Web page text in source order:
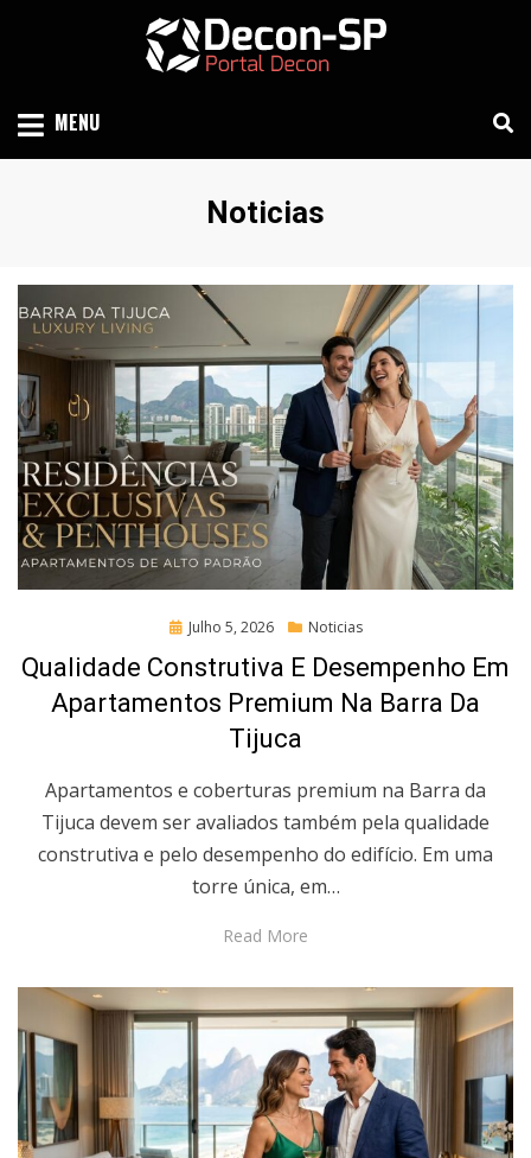
MENU
Categoria
:
Noticias
Posted
Julho 5, 2026 Noticias
Qualidade Construtiva E Desempenho Em
Apartamentos Premium Na Barra Da
Tijuca
Apartamentos e coberturas premium na Barra da
Tijuca devem ser avaliados também pela qualidade
construtiva e pelo desempenho do edifício. Em uma
torre única, em…
Read More